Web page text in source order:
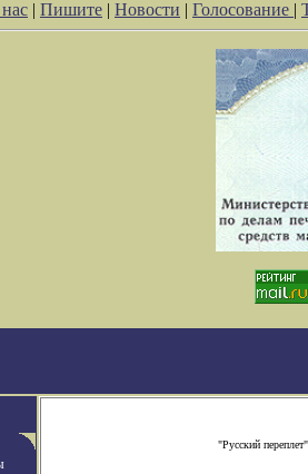
| Пишите | Новости | Голосование |
"Русский